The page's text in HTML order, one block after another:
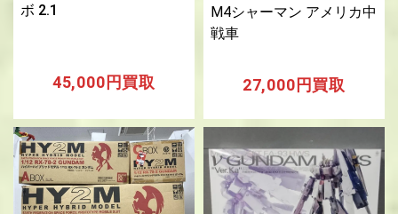
ボ 2.1
45,000円買取
M4シャーマン アメリカ中
戦車
27,000円買取